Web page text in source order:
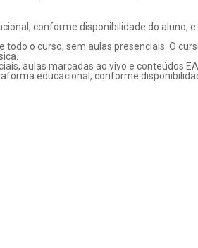
conforme disponibilidade do
o curso, sem aulas presenciais. O
aulas marcadas ao vivo e conteúdos
educacional, conforme